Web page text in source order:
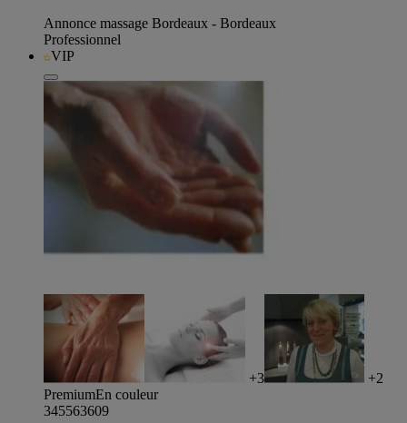
Annonce massage Bordeaux - Bordeaux
Professionnel
VIP
+3
+2
PremiumEn couleur
345563609